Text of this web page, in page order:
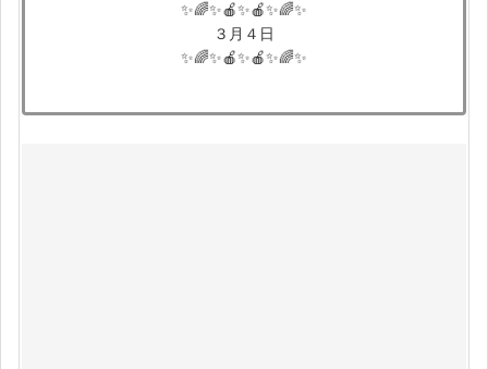
✨🌈✨🍎✨🍎✨🌈✨
３月４日
✨🌈✨🍎✨🍎✨🌈✨